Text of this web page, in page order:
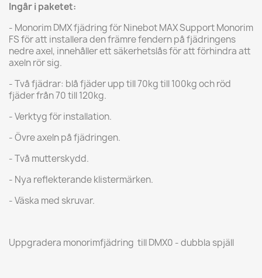
Ingår i paketet:
- Monorim DMX fjädring för Ninebot MAX Support Monorim
FS för att installera den främre fendern på fjädringens
nedre axel, innehåller ett säkerhetslås för att förhindra att
axeln rör sig.
- Två fjädrar: blå fjäder upp till 70kg till 100kg och röd
fjäder från 70 till 120kg.
- Verktyg för installation.
- Övre axeln på fjädringen.
- Två mutterskydd.
- Nya reflekterande klistermärken.
- Väska med skruvar.
Uppgradera monorimfjädring till DMX0 - dubbla spjäll